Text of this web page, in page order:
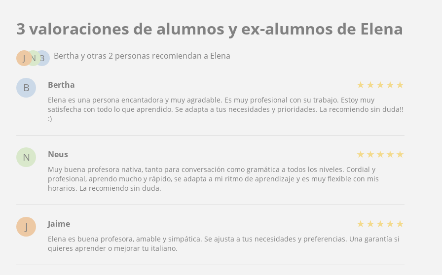
3 valoraciones de alumnos y ex-alumnos de Elena
B
N
J Bertha y otras 2 personas recomiendan a Elena
B Bertha ★ ★ ★ ★ ★
Elena es una persona encantadora y muy agradable. Es muy profesional con su trabajo. Estoy muy
satisfecha con todo lo que aprendido. Se adapta a tus necesidades y prioridades. La recomiendo sin duda!!
:)
N Neus ★ ★ ★ ★ ★
Muy buena profesora nativa, tanto para conversación como gramática a todos los niveles. Cordial y
profesional, aprendo mucho y rápido, se adapta a mi ritmo de aprendizaje y es muy flexible con mis
horarios. La recomiendo sin duda.
J Jaime ★ ★ ★ ★ ★
Elena es buena profesora, amable y simpática. Se ajusta a tus necesidades y preferencias. Una garantía si
quieres aprender o mejorar tu italiano.